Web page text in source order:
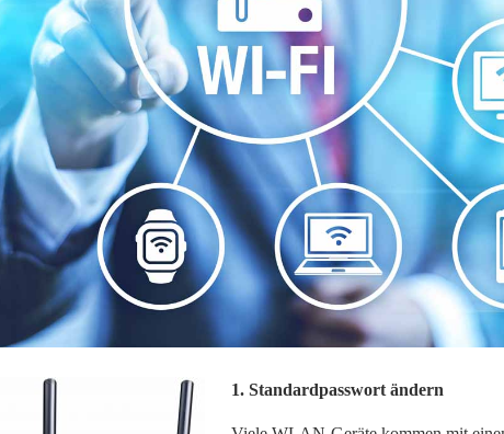
1. Standardpasswort ändern